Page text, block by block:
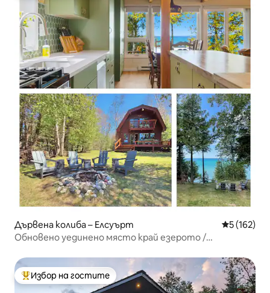
Дървена колиба – Елсуърт Средна
5 (162)
Обновено уединено място край езерото /
Най-популярен избор на гостите
Избор на гостите